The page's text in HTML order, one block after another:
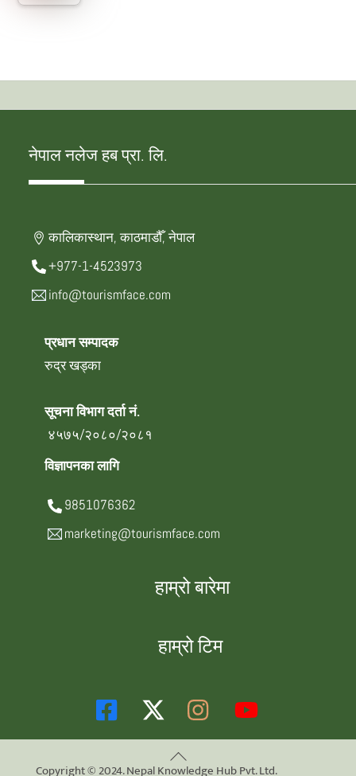
नेपाल नलेज हब प्रा. लि.
कालिकास्थान, काठमाडौँ, नेपाल
+977-1-4523973
info@tourismface.com
प्रधान सम्पादक
रुद्र खड्का
सूचना विभाग दर्ता नं.
४५७५/२०८०/२०८१
विज्ञापनका लागि
9851076362
marketing@tourismface.com
हाम्रो बारेमा
हाम्रो टिम
Back
Copyright © 2024. Nepal Knowledge Hub Pvt. Ltd.